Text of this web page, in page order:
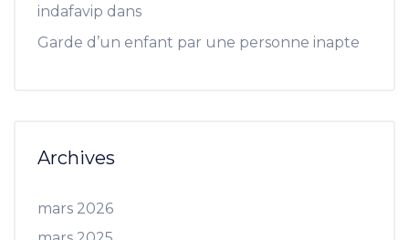
indafavip dans
Garde d’un enfant par une personne inapte
Archives
mars 2026